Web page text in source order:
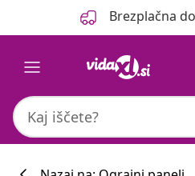
Brezplačna